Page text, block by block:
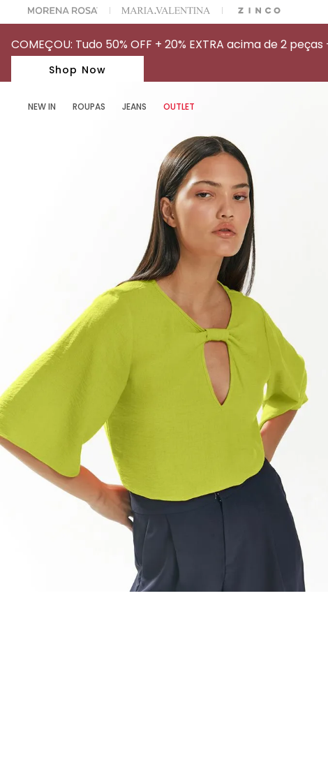
ESCOLHER SEU LOOK? FALE COM NOSSA PERSONAL SHOPPER.
COMEÇOU: Tudo 50% OFF + 20% EXTRA acima de 2
Shop Now
NEW IN ROUPAS JEANS OUTLET